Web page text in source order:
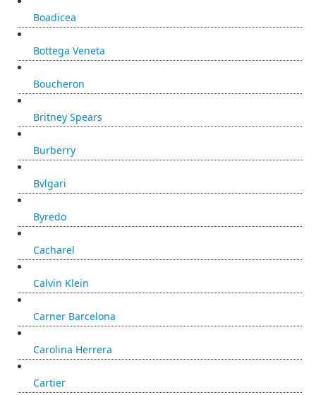
Boadicea
Bottega Veneta
Boucheron
Britney Spears
Burberry
Bvlgari
Byredo
Cacharel
Calvin Klein
Carner Barcelona
Carolina Herrera
Cartier